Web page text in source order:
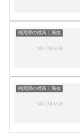
福岡県の標高｜海抜
福岡県の標高｜海抜